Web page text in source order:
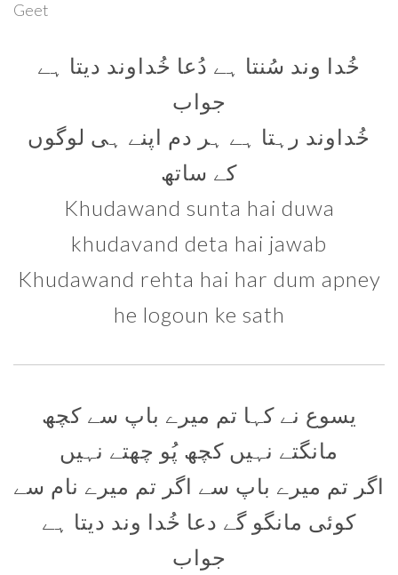
Geet
خُدا وند سُنتا ہے دُعا خُداوند دیتا ہے
جواب
خُداوند رہتا ہے ہر دم اپنے ہی لوگوں
کے ساتھ
Khudawand sunta hai duwa
khudavand deta hai jawab
Khudawand rehta hai har dum apney
he logoun ke sath
یسوع نے کہا تم میرے باپ سے کچھ
مانگتے نہیں کچھ پُو چھتے نہیں
اگر تم میرے باپ سے اگر تم میرے نام سے
کوئی مانگو گے دعا خُدا وند دیتا ہے
جواب